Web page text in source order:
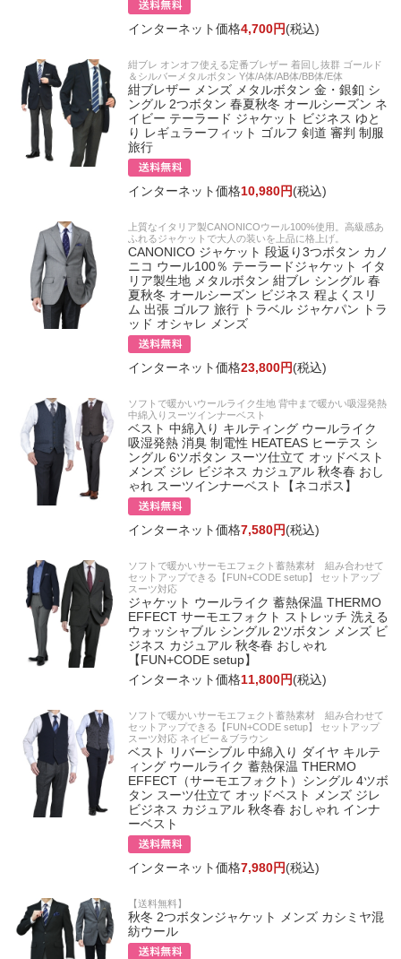
インターネット価格4,700円(税込)
紺ブレ オンオフ使える定番ブレザー 着回し抜群 ゴールド
＆シルバーメタルボタン Y体/A体/AB体/BB体/E体
紺ブレザー メンズ メタルボタン 金・銀釦 シ
ングル 2つボタン 春夏秋冬 オールシーズン ネ
イビー テーラード ジャケット ビジネス ゆと
り レギュラーフィット ゴルフ 剣道 審判 制服
旅行
インターネット価格10,980円(税込)
上質なイタリア製CANONICOウール100%使用。高級感あ
ふれるジャケットで大人の装いを上品に格上げ。
CANONICO ジャケット 段返り3つボタン カノ
ニコ ウール100％ テーラードジャケット イタ
リア製生地 メタルボタン 紺ブレ シングル 春
夏秋冬 オールシーズン ビジネス 程よくスリ
ム 出張 ゴルフ 旅行 トラベル ジャケパン トラ
ッド オシャレ メンズ
インターネット価格23,800円(税込)
ソフトで暖かいウールライク生地 背中まで暖かい吸湿発熱
中綿入りスーツインナーベスト
ベスト 中綿入り キルティング ウールライク
吸湿発熱 消臭 制電性 HEATEAS ヒーテス シ
ングル 6ツボタン スーツ仕立て オッドベスト
メンズ ジレ ビジネス カジュアル 秋冬春 おし
ゃれ スーツインナーベスト【ネコポス】
インターネット価格7,580円(税込)
ソフトで暖かいサーモエフェクト蓄熱素材 組み合わせて
セットアップできる【FUN+CODE setup】 セットアップ
スーツ対応
ジャケット ウールライク 蓄熱保温 THERMO
EFFECT サーモエフォクト ストレッチ 洗える
ウォッシャブル シングル 2ツボタン メンズ ビ
ジネス カジュアル 秋冬春 おしゃれ
【FUN+CODE setup】
インターネット価格11,800円(税込)
ソフトで暖かいサーモエフェクト蓄熱素材 組み合わせて
セットアップできる【FUN+CODE setup】 セットアップ
スーツ対応 ネイビー＆ブラウン
ベスト リバーシブル 中綿入り ダイヤ キルテ
ィング ウールライク 蓄熱保温 THERMO
EFFECT（サーモエフォクト）シングル 4ツボ
タン スーツ仕立て オッドベスト メンズ ジレ
ビジネス カジュアル 秋冬春 おしゃれ インナ
ーベスト
インターネット価格7,980円(税込)
【送料無料】
秋冬 2つボタンジャケット メンズ カシミヤ混
紡ウール